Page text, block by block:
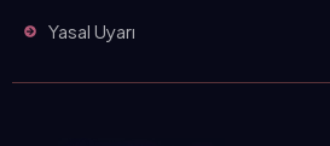
Yasal Uyarı